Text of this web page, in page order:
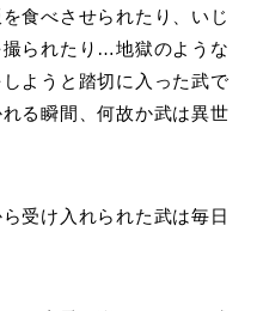
食べさせられたり、いじ
られたり…地獄のような
ようと踏切に入った武で
る瞬間、何故か武は異世
受け入れられた武は毎日